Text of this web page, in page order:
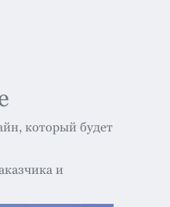
который будет
и